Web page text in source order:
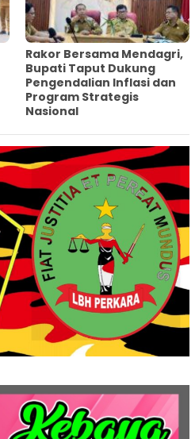
Rakor Bersama Mendagri,
Bupati Taput Dukung
Pengendalian Inflasi dan
Program Strategis
Nasional‎